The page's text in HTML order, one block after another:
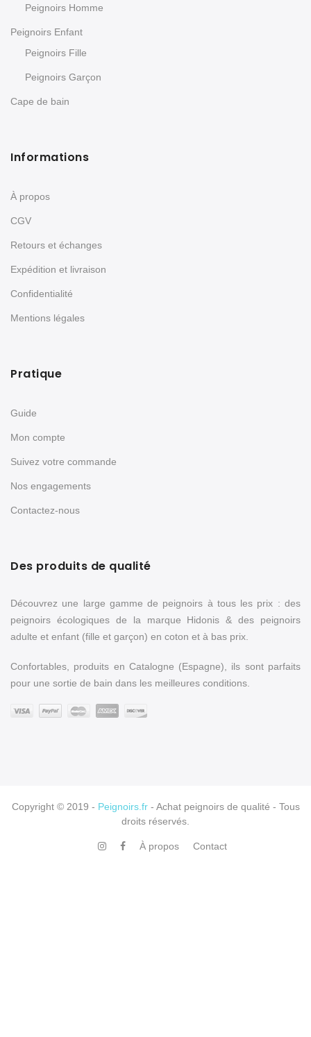
Peignoirs Homme
Peignoirs Enfant
Peignoirs Fille
Peignoirs Garçon
Cape de bain
Informations
À propos
CGV
Retours et échanges
Expédition et livraison
Confidentialité
Mentions légales
Pratique
Guide
Mon compte
Suivez votre commande
Nos engagements
Contactez-nous
Des produits de qualité
Découvrez une large gamme de peignoirs à tous les prix : des
peignoirs écologiques de la marque Hidonis & des peignoirs
adulte et enfant (fille et garçon) en coton et à bas prix.
Confortables, produits en Catalogne (Espagne), ils sont parfaits
pour une sortie de bain dans les meilleures conditions.
Copyright © 2019 - Peignoirs.fr- Achat peignoirs de qualité - Tous
droits réservés.
À propos Contact